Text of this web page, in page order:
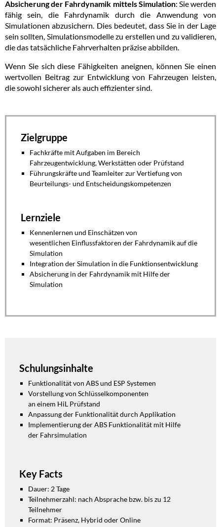
Absicherung der Fahrdynamik mittels Simulation: Sie werden
fähig sein, die Fahrdynamik durch die Anwendung von
Simulationen abzusichern. Dies bedeutet, dass Sie in der Lage
sein sollten, Simulationsmodelle zu erstellen und zu validieren,
die das tatsächliche Fahrverhalten präzise abbilden.
Wenn Sie sich diese Fähigkeiten aneignen, können Sie einen
wertvollen Beitrag zur Entwicklung von Fahrzeugen leisten,
die sowohl sicherer als auch effizienter sind.
Zielgruppe
Fachkräfte mit Aufgaben im Bereich
Fahrzeugentwicklung,Werkstätten oder Prüfstand
Führungskräfte und TeamleiterzurVertiefung von
Beurteilungs- und Entscheidungskompetenzen
Lernziele
Kennenlernen und Einschätzenvon
wesentlichen Einflussfaktoren der Fahrdynamik auf die
Simulation
Integration der Simulation in die Funktionsentwicklung
Absicherung in der Fahrdynamik mit Hilfe der
Simulation
Schulungsinhalte
Funktionalität von ABS und ESPSystemen
Vorstellung vonSchlüsselkomponenten
aneinem HiL Prüfstand
Anpassung der Funktionalitätdurch Applikation
Implementierung der ABS Funktionalität mit Hilfe
der Fahrsimulation
Key Facts
Dauer: 2 Tage
Teilnehmerzahl: nach Absprache bzw. bis zu 12
Teilnehmer
Format: Präsenz, Hybrid oder Online